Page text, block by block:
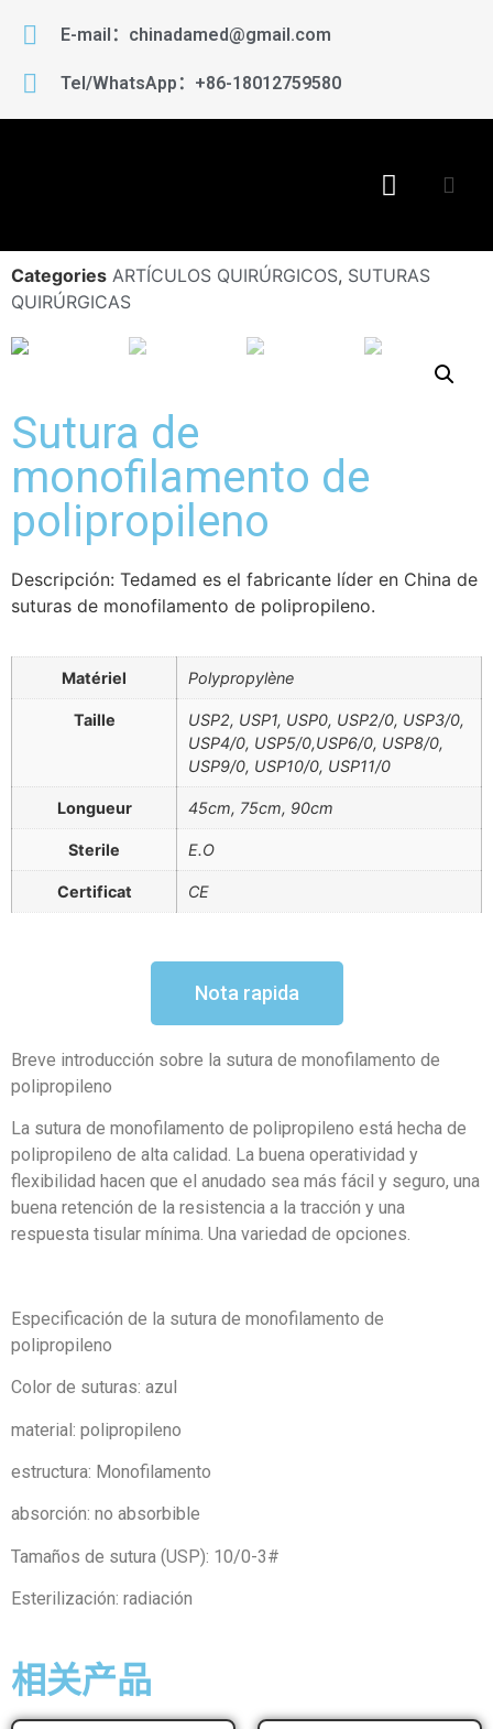
E-mail：chinadamed@gmail.com
Tel/WhatsApp：+86-18012759580
Categories ARTÍCULOS QUIRÚRGICOS, SUTURAS
QUIRÚRGICAS
Sutura de
monofilamento de
polipropileno
Descripción: Tedamed es el fabricante líder en China de
suturas de monofilamento de polipropileno.
Matériel Polypropylène
Taille
USP2, USP1, USP0, USP2/0, USP3/0,
USP4/0, USP5/0,USP6/0, USP8/0,
USP9/0, USP10/0, USP11/0
Longueur 45cm, 75cm, 90cm
Sterile E.O
Certificat CE
Nota rapida
Breve introducción sobre la sutura de monofilamento de
polipropileno
La sutura de monofilamento de polipropileno está hecha de
polipropileno de alta calidad. La buena operatividad y
flexibilidad hacen que el anudado sea más fácil y seguro, una
buena retención de la resistencia a la tracción y una
respuesta tisular mínima. Una variedad de opciones.
Especificación de la sutura de monofilamento de
polipropileno
Color de suturas: azul
material: polipropileno
estructura: Monofilamento
absorción: no absorbible
Tamaños de sutura (USP): 10/0-3#
Esterilización: radiación
相关产品